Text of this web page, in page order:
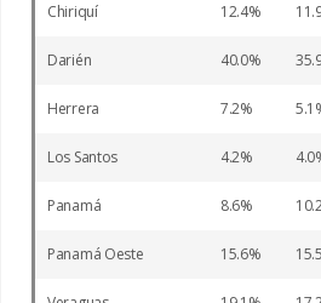
Chiriquí 12.4
Darién 40.0
Herrera 7.2 5.1
Los Santos 4.2 4.0
Panamá 8.6
Panamá Oeste 15.6 15.5